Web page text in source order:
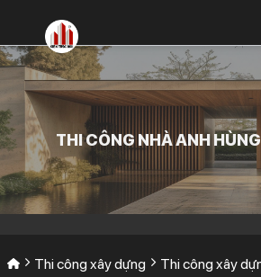
nội
dung
THI CÔNG NHÀ ANH
Thi công xây dựng Thi công xây